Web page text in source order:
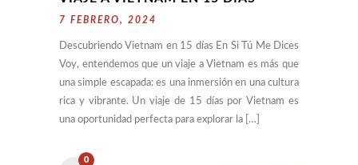
7 FEBRERO, 2024
Descubriendo Vietnam en 15 días En Si Tú Me Dices
Voy, entendemos que un viaje a Vietnam es más que
una simple escapada: es una inmersión en una cultura
rica y vibrante. Un viaje de 15 días por Vietnam es
una oportunidad perfecta para explorar la […]
0